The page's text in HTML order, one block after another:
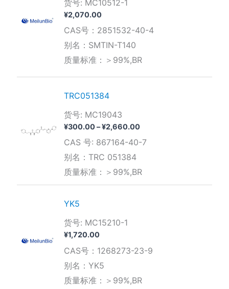
货号: MC10512-1
¥2,070.00
CAS号：2851532-40-4
别名：SMTIN-T140
质量标准：＞99%,BR
TRC051384
货号: MC19043
¥300.00–¥2,660.00价
范
至
CAS 号: 867164-40-7
别名：TRC 051384
质量标准：＞99%,BR
YK5
货号: MC15210-1
¥1,720.00
CAS号：1268273-23-9
别名：YK5
质量标准：＞99%,BR